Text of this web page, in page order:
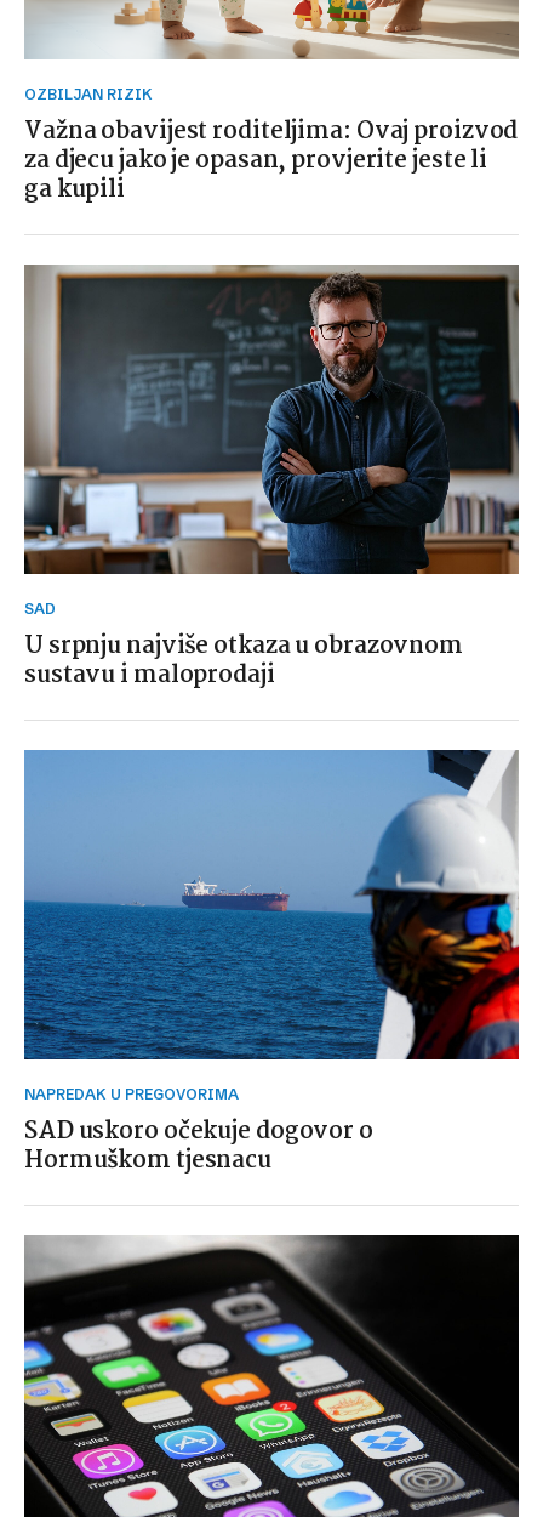
OZBILJAN RIZIK
Važna obavijest roditeljima: Ovaj proizvod
za djecu jako je opasan, provjerite jeste li
ga kupili
SAD
U srpnju najviše otkaza u obrazovnom
sustavu i maloprodaji
NAPREDAK U PREGOVORIMA
SAD uskoro očekuje dogovor o
Hormuškom tjesnacu